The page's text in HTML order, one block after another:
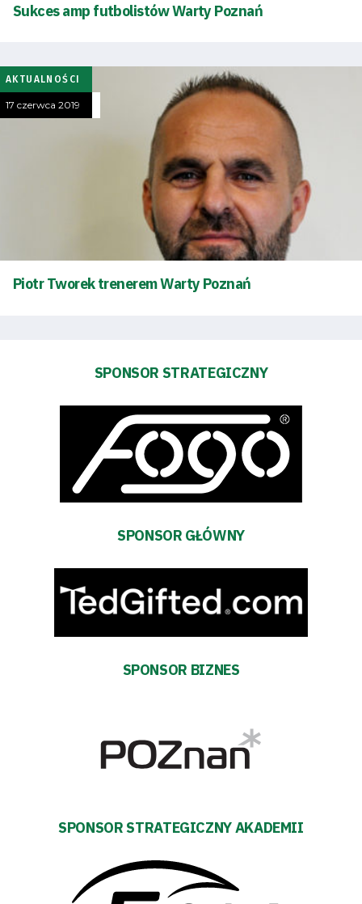
TV
Biznes
Polityka
#WARTOpobrać
Prowizja
pośredników
transakcyjnych
Sukces amp futbolistów Warty Poznań
AKTUALNOŚCI
17 czerwca 2019
Piotr Tworek trenerem Warty Poznań
SPONSOR STRATEGICZNY
SPONSOR GŁÓWNY
SPONSOR BIZNES
SPONSOR STRATEGICZNY AKADEMII